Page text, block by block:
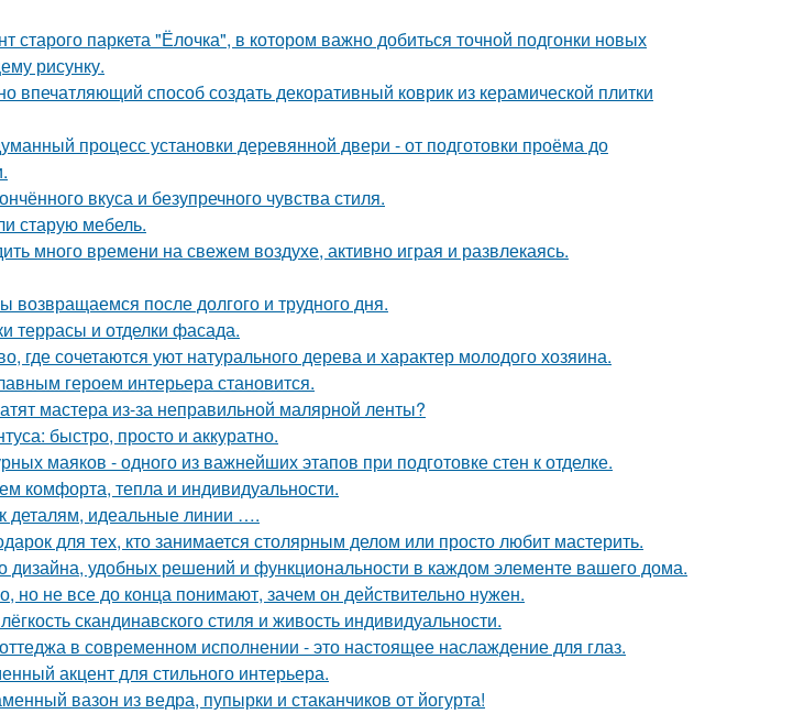
паркета "Ёлочка", в котором важно добиться точной подгонки новых
рисунку.
впечатляющий способ создать декоративный коврик из керамической плитки
процесс установки деревянной двери - от подготовки проёма до
вкуса и безупречного чувства стиля.
старую мебель.
много времени на свежем воздухе, активно играя и развлекаясь.
возвращаемся после долгого и трудного дня.
террасы и отделки фасада.
где сочетаются уют натурального дерева и характер молодого хозяина.
героем интерьера становится.
мастера из-за неправильной малярной ленты?
быстро, просто и аккуратно.
маяков - одного из важнейших этапов при подготовке стен к отделке.
комфорта, тепла и индивидуальности.
деталям, идеальные линии ….
для тех, кто занимается столярным делом или просто любит мастерить.
дизайна, удобных решений и функциональности в каждом элементе вашего дома.
но не все до конца понимают, зачем он действительно нужен.
скандинавского стиля и живость индивидуальности.
в современном исполнении - это настоящее наслаждение для глаз.
акцент для стильного интерьера.
вазон из ведра, пупырки и стаканчиков от йогурта!